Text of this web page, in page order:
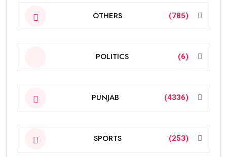
OTHERS (785)
POLITICS (6)
PUNJAB (4336)
SPORTS (253)